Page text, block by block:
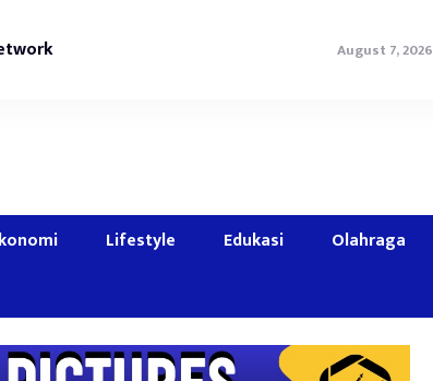
August 7, 2026
Lifestyle Edukasi
Olahraga